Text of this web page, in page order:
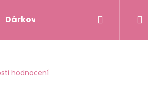
Dárkové poukazy Napište nám
hodnocení